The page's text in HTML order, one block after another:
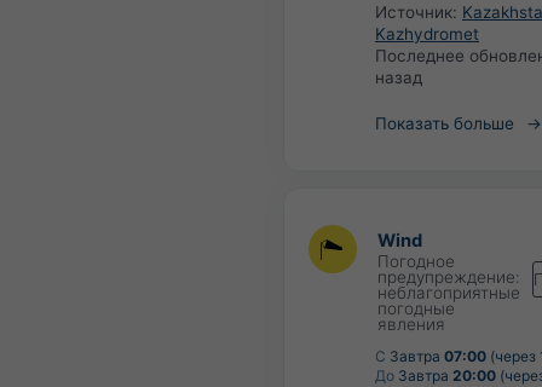
Источник:
Kazhydromet
Последнее
назад
Показать больше
Wind
Погодное
предупреждение:
неблагоприятные
погодные
явления
С Завтра 07:00 (через
До Завтра 20:00